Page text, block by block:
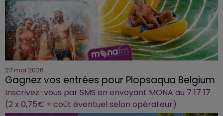
27 mai 2026
Gagnez vos entrées pour Plopsaqua Belgium
Inscrivez-vous par SMS en envoyant MONA au 7 17 17
(2 x 0,75€ + coût éventuel selon opérateur)